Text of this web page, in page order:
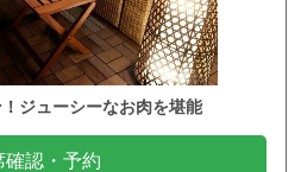
ジューシーなお肉を堪能
確認・予約